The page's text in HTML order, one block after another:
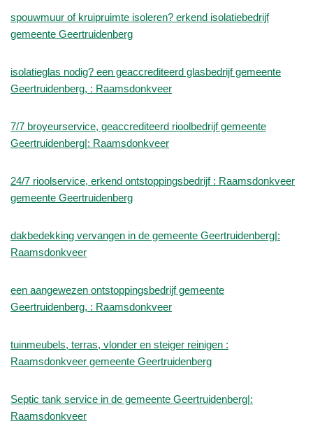
spouwmuur of kruipruimte isoleren? erkend isolatiebedrijf
gemeente Geertruidenberg
isolatieglas nodig? een geaccrediteerd glasbedrijf gemeente
Geertruidenberg, : Raamsdonkveer
7/7 broyeurservice, geaccrediteerd rioolbedrijf gemeente
Geertruidenberg|: Raamsdonkveer
24/7 rioolservice, erkend ontstoppingsbedrijf : Raamsdonkveer
gemeente Geertruidenberg
dakbedekking vervangen in de gemeente Geertruidenberg|:
Raamsdonkveer
een aangewezen ontstoppingsbedrijf gemeente
Geertruidenberg, : Raamsdonkveer
tuinmeubels, terras, vlonder en steiger reinigen :
Raamsdonkveer gemeente Geertruidenberg
Septic tank service in de gemeente Geertruidenberg|:
Raamsdonkveer